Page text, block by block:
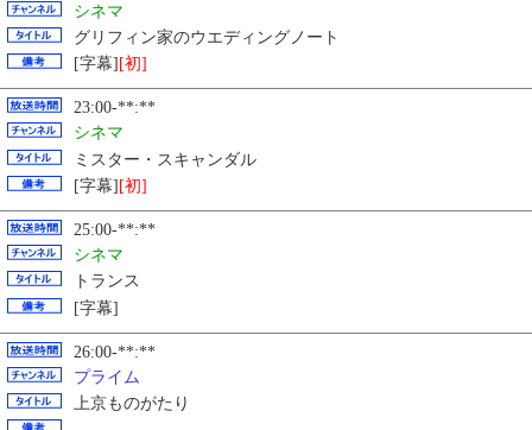
シネマ
グリフィン家のウエディングノート
[字幕] [初]
23:00-**:**
シネマ
ミスター・スキャンダル
[字幕] [初]
25:00-**:**
シネマ
トランス
[字幕]
26:00-**:**
プライム
上京ものがたり